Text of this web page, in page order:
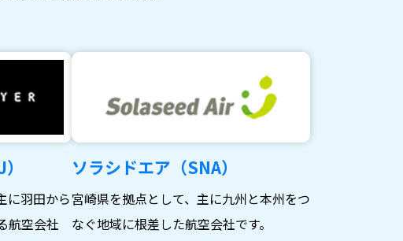
に羽田から
航空会社
ソラシドエア（SNA）
宮崎県を拠点として、主に九州と本州をつ
なぐ地域に根差した航空会社です。